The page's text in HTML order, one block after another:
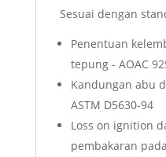
Sesuai dengan
Penentuan
tepung - AOAC
Kandungan abu
ASTM D5630-94
Loss on ignition
pembakaran